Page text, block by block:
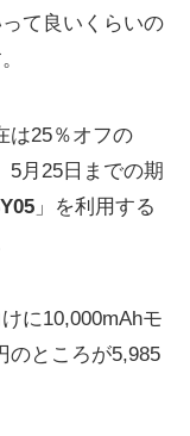
て良いくらいの
は25％オフの
5月25日までの期
」を利用する
に10,000mAhモ
のところが5,985